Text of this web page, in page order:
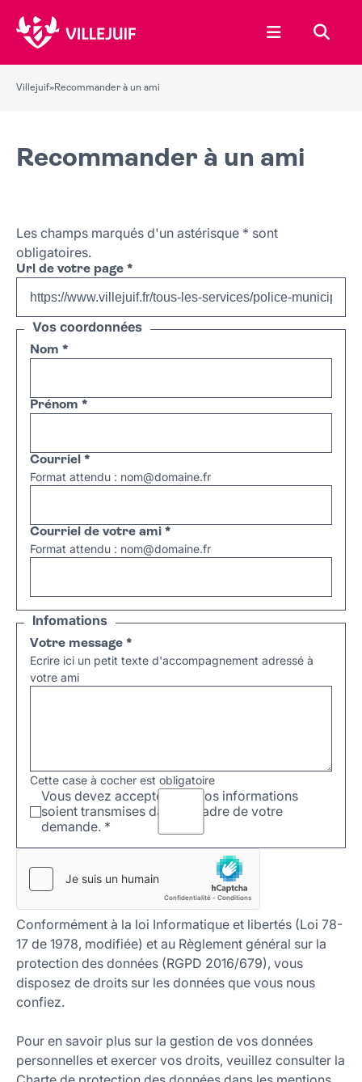
Ouvrir le
Villejuif»Recommander à un ami
Recommander à un ami
Les champs marqués d'un astérisque * sont
obligatoires.
Url de votre page *
Vos coordonnées
Nom *
Prénom *
Courriel *
Format attendu : nom@domaine.fr
Courriel de votre ami *
Format attendu : nom@domaine.fr
Infomations
Votre message *
Ecrire ici un petit texte d'accompagnement adressé à
votre ami
Cette case à cocher est obligatoire
Vous devez accepter que vos informations
soient transmises dans le cadre de votre
demande. *
Conformément à la loi Informatique et libertés (Loi 78-
17 de 1978, modifiée) et au Règlement général sur la
protection des données (RGPD 2016/679), vous
disposez de droits sur les données que vous nous
confiez.
Pour en savoir plus sur la gestion de vos données
personnelles et exercer vos droits, veuillez consulter la